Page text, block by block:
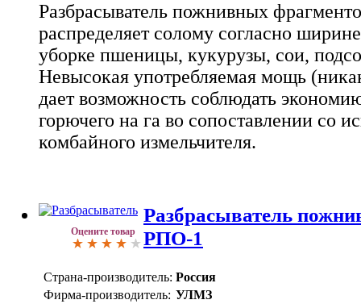
Разбрасыватель пожнивных
распределяет солому согласно
уборке пшеницы, кукурузы, сои,
Невысокая употребляемая мощь
дает возможность соблюдать
горючего на га во сопоставлении со
комбайного измельчителя.
Оцените товар
Разбрасыватель
РПО-1
Страна-производитель: Россия
Фирма-производитель: УЛМЗ